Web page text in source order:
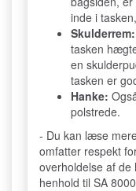
inde i
Skulderrem:
tasken
en
tasken er
Hanke:
polstrede.
- Du kan læse
omfatter respekt
overholdelse af de
henhold til SA